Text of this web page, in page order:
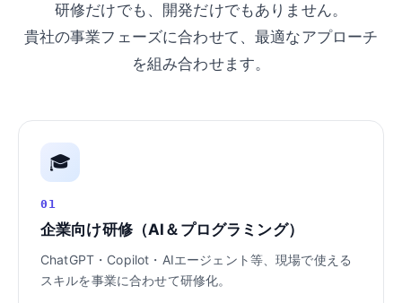
研修だけでも、開発だけでもありません。
貴社の事業フェーズに合わせて、最適なアプローチ
を組み合わせます。
🎓
01
企業向け研修（AI＆プログラミング）
ChatGPT・Copilot・AIエージェント等、現場で使える
スキルを事業に合わせて研修化。